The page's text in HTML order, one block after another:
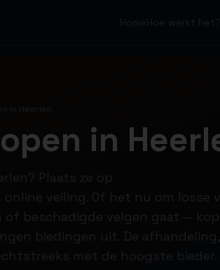
HomeHoe werkt het?
in Heerlen
in
Plaats ze op
veiling. Of het nu om losse
beschadigde velgen gaat —
biedingen uit. De afhandeling,
met de hoogste bieder.